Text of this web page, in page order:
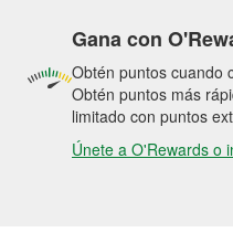
Gana con
Obtén puntos cuando
Obtén puntos más
limitado con puntos
Únete a O'Rewards o